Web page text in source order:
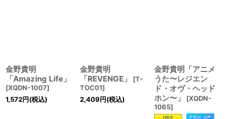
金野貴明
「Amazing Life」
[XQDN-1007]
1,572円(税込)
金野貴明
「REVENGE」
[T-
TOC01]
2,409円(税込)
金野貴明「アニメ
うた〜レジエン
ド・オヴ・ヘッド
ホン〜」
[XQDN-
1065]